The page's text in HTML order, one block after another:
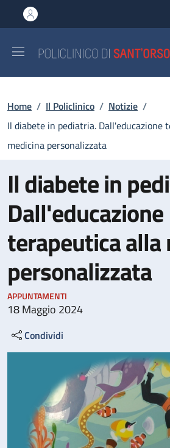
al contenuto principale
to footer content
Briciole di pane
Home / Il Policlinico / Notizie /
Il diabete in pediatria. Dall'educazione
medicina personalizzata
Il diabete in
Dall'educazione
terapeutica alla
personalizzata
APPUNTAMENTI
18 Maggio 2024
Condividi